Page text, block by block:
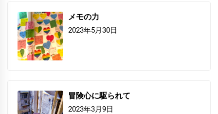
メモの力
2023年5月30日
冒険心に駆られて
2023年3月9日